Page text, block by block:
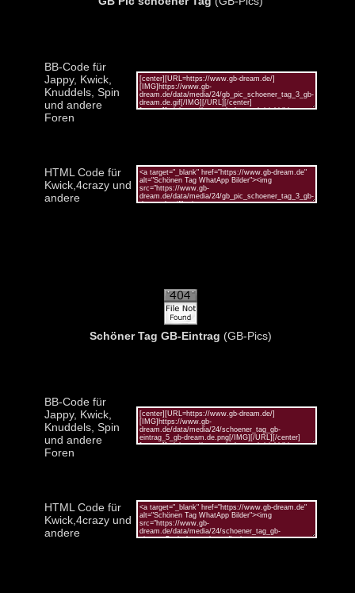
BB-Code für
Jappy, Kwick,
Knuddels, Spin
und andere
Foren
HTML Code für
Kwick,4crazy und
andere
Schöner Tag GB-Eintrag (GB-Pics)
BB-Code für
Jappy, Kwick,
Knuddels, Spin
und andere
Foren
HTML Code für
Kwick,4crazy und
andere